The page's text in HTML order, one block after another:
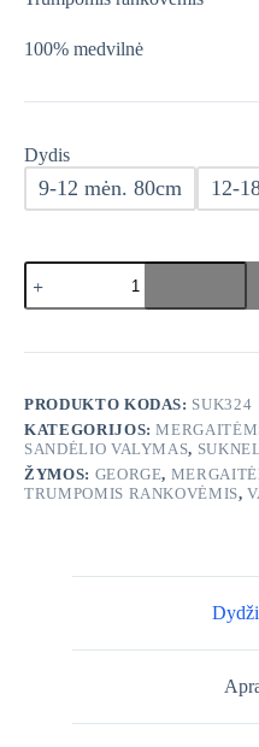
100% medvilnė
Dydis
9-12 mėn. 80cm 12-
produkto
kiekis:
George
3vnt
PRODUKTO KODAS: SUK324
KATEGORIJOS:
SANDĖLIO VALYMAS,
ŽYMOS: GEORGE,
TRUMPOMIS RANKOVĖMIS,